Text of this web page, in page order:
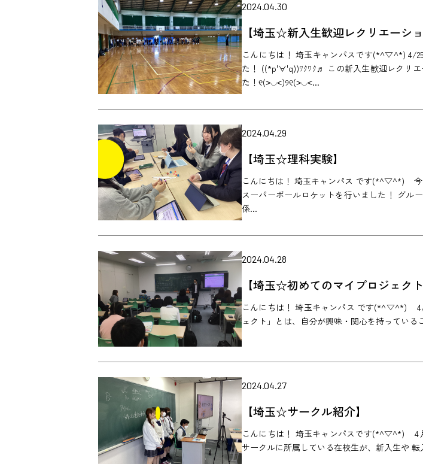
2024.04.30
【埼玉☆新入生歓迎レクリエーシ
こんにちは！ 埼玉キャンパスです(*^▽^*) 4/
た！ ((*p'∀'q))ﾜｸﾜｸ♬ この新入生歓迎レクリエ
た！୧(˃◡˂)୨୧(˃◡˂...
2024.04.29
【埼玉☆理科実験】
こんにちは！ 埼玉キャンパス です(*^▽^*) 今
スーパーボールロケットを行いました！ グル
係...
2024.04.28
【埼玉☆初めてのマイプロジェク
こんにちは！ 埼玉キャンパス です(*^▽^*) 4/
ェクト」とは、自分が興味・関心を持ってい
2024.04.27
【埼玉☆サークル紹介】
こんにちは！ 埼玉キャンパスです(*^▽^*) 4
サークルに所属している在校生が、新入生や